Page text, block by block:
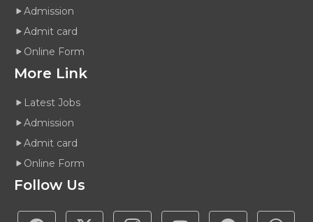
Admission
Admit card
Online Form
More Link
Latest Jobs
Admission
Admit card
Online Form
Follow Us